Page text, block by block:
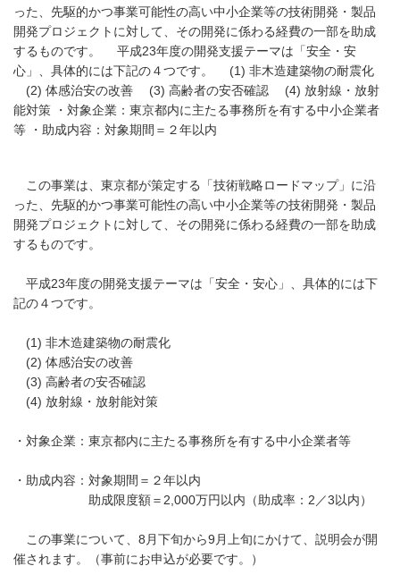
った、先駆的かつ事業可能性の高い中小企業等の技術開発・製品
開発プロジェクトに対して、その開発に係わる経費の一部を助成
するものです。 平成23年度の開発支援テーマは「安全・安
心」、具体的には下記の４つです。 (1) 非木造建築物の耐震化
(2) 体感治安の改善 (3) 高齢者の安否確認 (4) 放射線・放射
能対策 ・対象企業：東京都内に主たる事務所を有する中小企業者
等 ・助成内容：対象期間＝２年以内
この事業は、東京都が策定する「技術戦略ロードマップ」に沿
った、先駆的かつ事業可能性の高い中小企業等の技術開発・製品
開発プロジェクトに対して、その開発に係わる経費の一部を助成
するものです。
平成23年度の開発支援テーマは「安全・安心」、具体的には下
記の４つです。
(1) 非木造建築物の耐震化
(2) 体感治安の改善
(3) 高齢者の安否確認
(4) 放射線・放射能対策
・対象企業：東京都内に主たる事務所を有する中小企業者等
・助成内容：対象期間＝２年以内
助成限度額＝2,000万円以内（助成率：2／3以内）
この事業について、8月下旬から9月上旬にかけて、説明会が開
催されます。（事前にお申込が必要です。）